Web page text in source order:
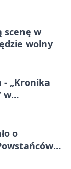
scenę w
wolny
- „Kronika
w
o